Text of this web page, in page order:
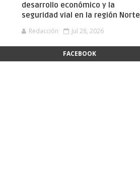
desarrollo económico y la
seguridad vial en la región Norte
Redacción Jul 28, 2026
FACEBOOK